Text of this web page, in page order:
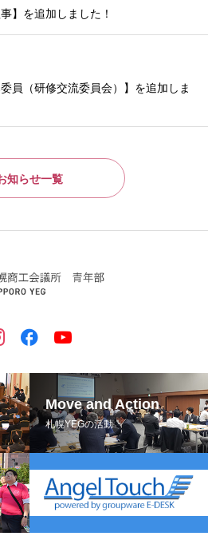
】を追加しました！
員（研修交流委員会）】を追加しま
知らせ一覧
Move and Action
札幌YEGの活動